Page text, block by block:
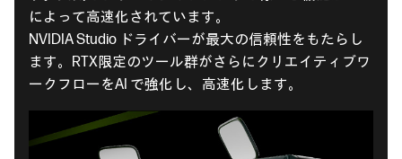
によって高速化されています。
NVIDIA Studio ドライバーが最大の信頼性をもたらし
ます。RTX限定のツール群がさらにクリエイティブワ
ークフローをAI で強化し、高速化します。